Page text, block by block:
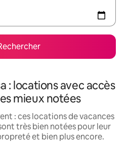
: locations avec accès
mieux notées
: ces locations de vacances
très bien notées pour leur
et bien plus encore.